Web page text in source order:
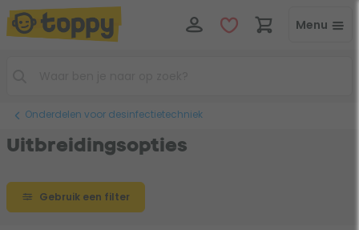
Menu
Onderdelen voor desinfectietechniek
Uitbreidingsopties
Gebruik een filter